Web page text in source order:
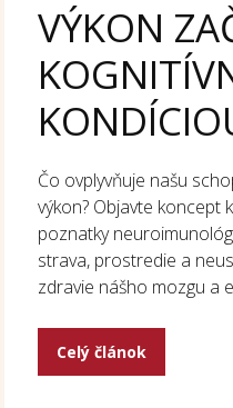
VÝKON
Čo ovplyvňuje našu
výkon? Objavte koncept
poznatky
strava, prostredie a
zdravie nášho mozgu a
Celý článok